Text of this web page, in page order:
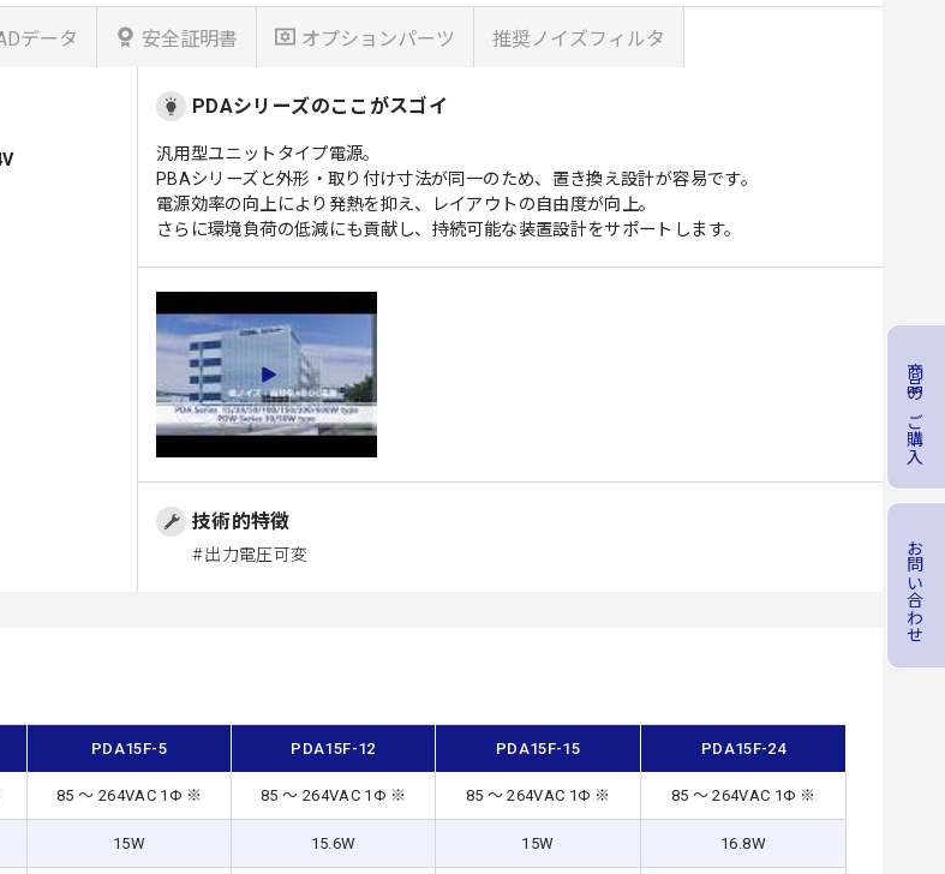
商品のご購入
お問い合わせ
データ 安全証明書 オプションパーツ 推奨ノイズフィルタ
PDAシリーズのここがスゴイ
汎用型ユニットタイプ電源。
PBAシリーズと外形・取り付け寸法が同一のため、置き換え設計が容易です。
電源効率の向上により発熱を抑え、レイアウトの自由度が向上。
さらに環境負荷の低減にも貢献し、持続可能な装置設計をサポートします。
技術的特徴
出力電圧可変
PDA15F-5 PDA15F-12 PDA15F-15 PDA15F-24
85 ～ 264VAC 1Φ ※ 85 ～ 264VAC 1Φ ※ 85 ～ 264VAC 1Φ ※ 85 ～ 264VAC 1Φ ※
15W 15.6W 15W 16.8W